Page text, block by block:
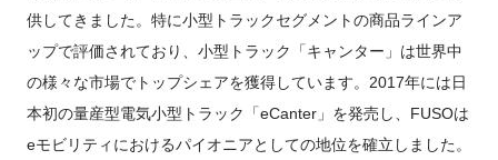
供してきました。特に小型トラックセグメントの商品ラインア
ップで評価されており、小型トラック「キャンター」は世界中
の様々な市場でトップシェアを獲得しています。2017年には日
本初の量産型電気小型トラック「eCanter」を発売し、FUSOは
eモビリティにおけるパイオニアとしての地位を確立しました。